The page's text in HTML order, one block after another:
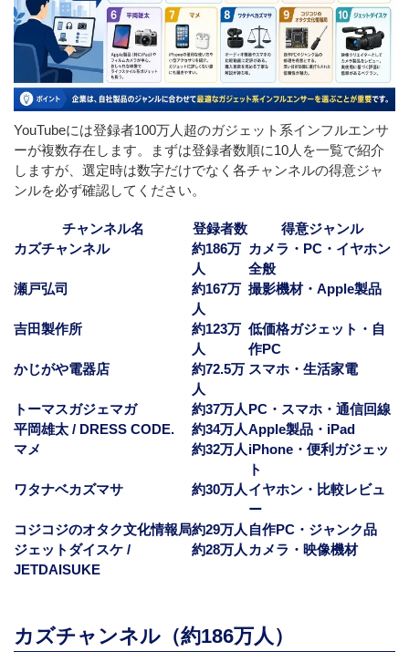
YouTubeには登録者100万人超のガジェット系インフルエンサ
ーが複数存在します。まずは登録者数順に10人を一覧で紹介
しますが、選定時は数字だけでなく各チャンネルの得意ジャ
ンルを必ず確認してください。
チャンネル名 登録者数
得意ジャンル
カズチャンネル
約186万
人
カメラ・PC・イヤホン
全般
瀬戸弘司
約167万
人
撮影機材・Apple製品
吉田製作所
約123万
人
低価格ガジェット・自
作PC
かじがや電器店
約72.5万
人
スマホ・生活家電
トーマスガジェマガ 約37万人PC・スマホ・通信回線
平岡雄太 / DRESS CODE.
約34万人Apple製品・iPad
マメ
約32万人iPhone・便利ガジェッ
ト
ワタナベカズマサ
約30万人イヤホン・比較レビュ
ー
コジコジのオタク文化情報局約29万人 自作PC・ジャンク品
ジェットダイスケ /
JETDAISUKE
約28万人カメラ・映像機材
カズチャンネル（約186万人）